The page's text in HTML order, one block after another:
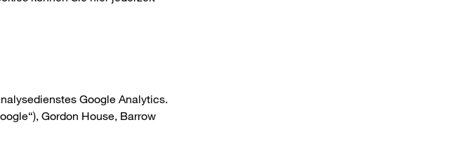
Google Analytics.
Gordon House, Barrow